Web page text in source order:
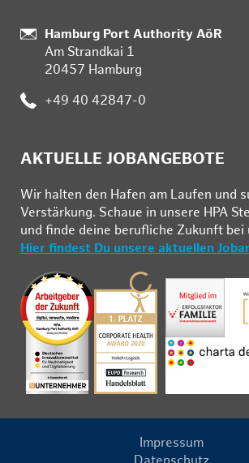
:
Hamburg Port Authority AöR
Am Strandkai 1
20457 Hamburg
: +49 40 42847-0
AKTUELLE JOBANGEBOTE
Wir hal­ten den Ha­fen am Lau­fen und
Ver­stär­kung. Schau­e in un­se­re HPA
und fin­de deine be­ruf­li­che Zu­kunft bei
Hier findest Du unsere aktuellen
Impressum